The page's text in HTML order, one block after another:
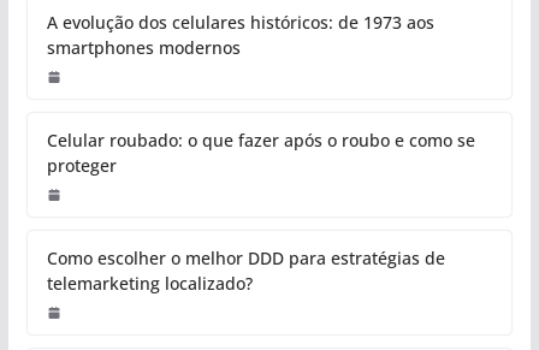
A evolução dos celulares históricos: de 1973 aos
smartphones modernos
Celular roubado: o que fazer após o roubo e como se
proteger
Como escolher o melhor DDD para estratégias de
telemarketing localizado?